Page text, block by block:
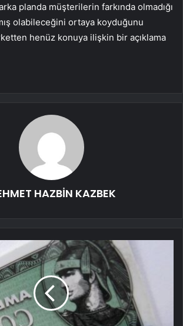
planda müşterilerin farkında olmadığı
olabileceğini ortaya koyduğunu
henüz konuya ilişkin bir açıklama
HAZBİN KAZBEK